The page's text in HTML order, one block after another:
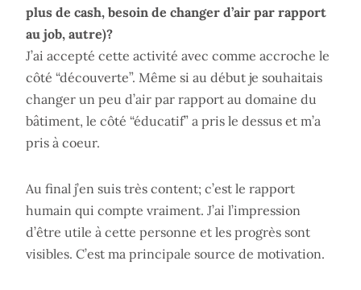
plus de cash, besoin de changer d’air par rapport
au job, autre)?
J’ai accepté cette activité avec comme accroche le
côté “découverte”. Même si au début je souhaitais
changer un peu d’air par rapport au domaine du
bâtiment, le côté “éducatif” a pris le dessus et m’a
pris à coeur.
Au final j’en suis très content; c’est le rapport
humain qui compte vraiment. J’ai l’impression
d’être utile à cette personne et les progrès sont
visibles. C’est ma principale source de motivation.